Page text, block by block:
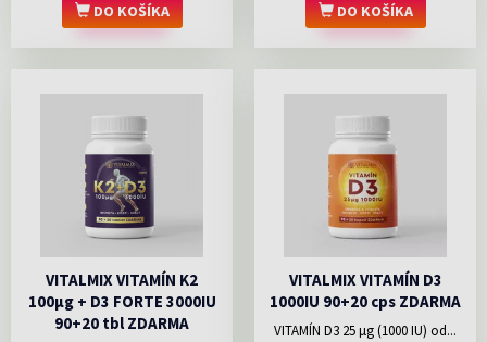
DO KOŠÍKA DO KOŠÍKA
VITALMIX VITAMÍN K2
100µg + D3 FORTE 3000IU
90+20 tbl ZDARMA
VITALMIX VITAMÍN D3
1000IU 90+20 cps ZDARMA
VITAMÍN D3 25 µg (1000 IU) od...